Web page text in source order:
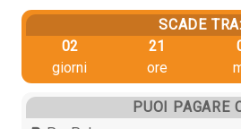
SCADE TRA:
02
giorni
21
ore
PUOI PAGARE